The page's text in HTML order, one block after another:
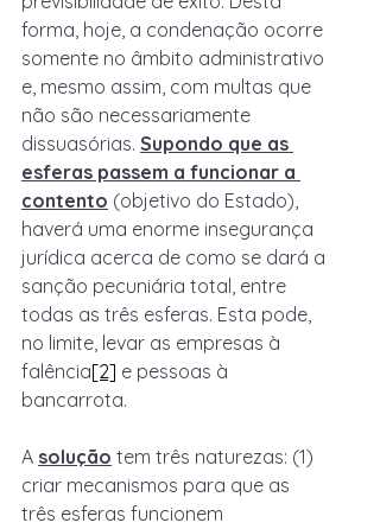
forma, hoje, a condenação ocorre
somente no âmbito administrativo
e, mesmo assim, com multas que
não são necessariamente
dissuasórias. Supondo que as
esferas passem a funcionar a
contento (objetivo do Estado),
haverá uma enorme insegurança
jurídica acerca de como se dará a
sanção pecuniária total, entre
todas as três esferas. Esta pode,
no limite, levar as empresas à
falência[2] e pessoas à
bancarrota.
A solução tem três naturezas: (1)
criar mecanismos para que as
três esferas funcionem